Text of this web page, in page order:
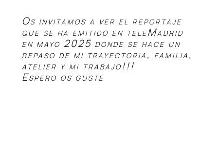
Os invitamos a ver el reportaje
que se ha emitido en teleMadrid
en mayo 2025 donde se hace un
repaso de mi trayectoria, familia,
atelier y mi trabajo!!!
Espero os guste